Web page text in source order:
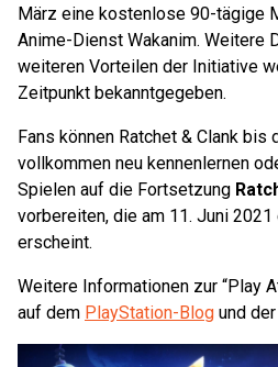
März eine kostenlose 90-tägige
Anime-Dienst Wakanim. Weitere
weiteren Vorteilen der Initiative
Zeitpunkt bekanntgegeben.
Fans können Ratchet & Clank bis
vollkommen neu kennenlernen
Spielen auf die Fortsetzung
vorbereiten, die am 11. Juni
erscheint.
Weitere Informationen zur “Play
auf dem PlayStation-Blog und der